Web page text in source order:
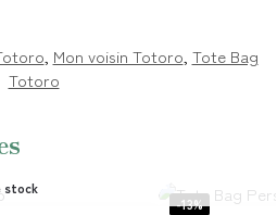
, Mon voisin Totoro, Tote Bag
Totoro
stock
-13%